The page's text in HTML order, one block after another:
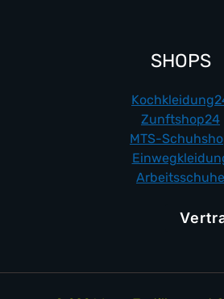
SHOPS
Zunftshop24
MTS-
Arbeitsschuhe